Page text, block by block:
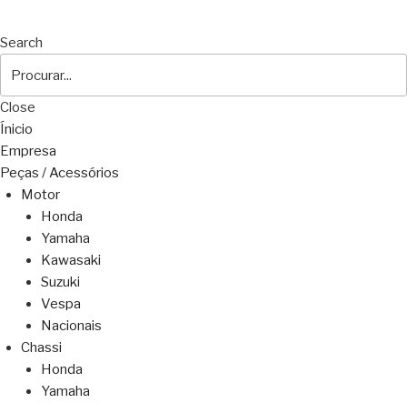
Search
Close
Ínicio
Empresa
Peças / Acessórios
Motor
Honda
Yamaha
Kawasaki
Suzuki
Vespa
Nacionais
Chassi
Honda
Yamaha